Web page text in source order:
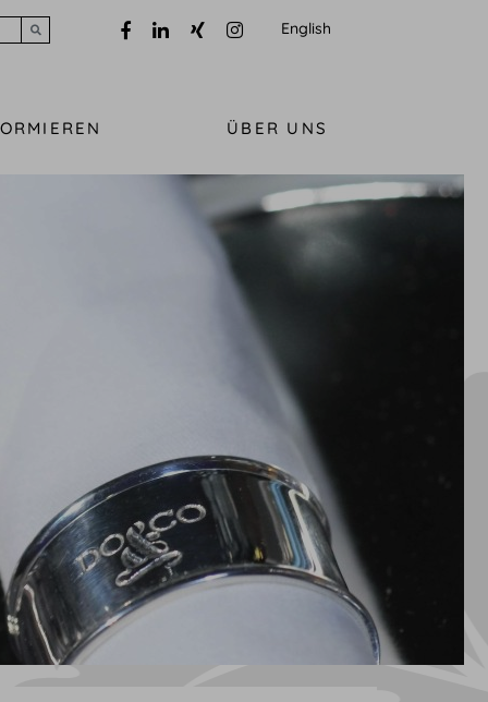
English
ÜBER UNS